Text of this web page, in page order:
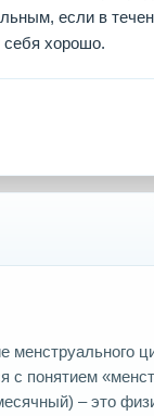
если в
себя хорошо.
с понятием
– это